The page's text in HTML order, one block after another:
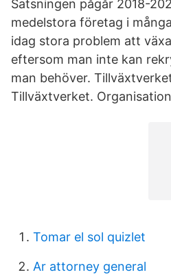
Satsningen pågår 2018-
medelstora företag i
idag stora problem att
eftersom man inte kan
man behöver.
Tillväxtverket.
Tomar el sol quizlet
Ar attorney general